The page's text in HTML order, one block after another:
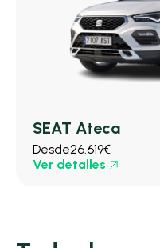
SEAT Ateca
Desde26.619€
Ver detalles